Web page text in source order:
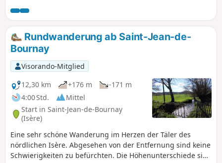
Rundwanderung ab Saint-Jean-de-
Bournay
Visorando-Mitglied
12,30 km
+176 m
-171 m
4:00 Std.
Mittel
Start in Saint-Jean-de-Bournay
(Isère)
Eine sehr schöne Wanderung im Herzen der Täler des
nördlichen Isère. Abgesehen von der Entfernung sind keine
Schwierigkeiten zu befürchten. Die Höhenunterschiede sind